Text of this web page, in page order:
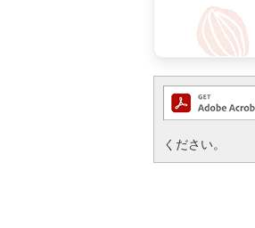
ください。